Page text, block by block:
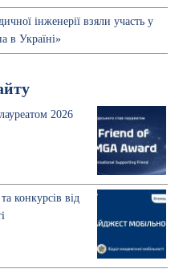
інженерії взяли участь у
в Україні»
2026
конкурсів від